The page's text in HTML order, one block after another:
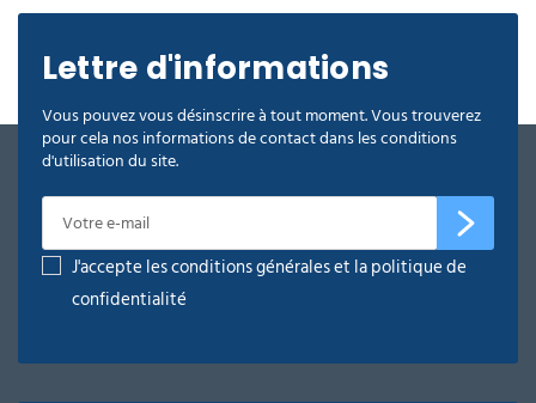
Lettre d'informations
Vous pouvez vous désinscrire à tout moment. Vous trouverez
pour cela nos informations de contact dans les conditions
d'utilisation du site.
J'accepte les conditions générales et la politique de
confidentialité